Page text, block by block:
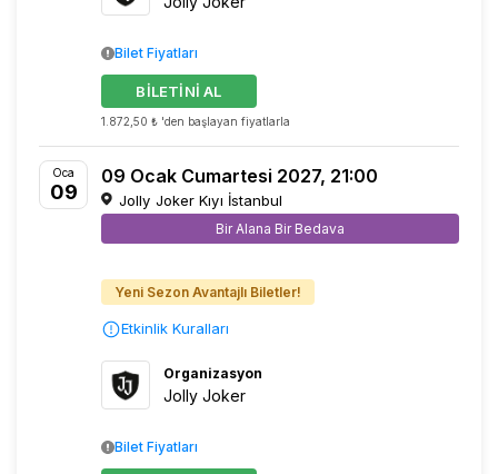
1.872,50 ₺ 'den başlayan fiyatlarla
BİLETİNİ AL
Bilet Fiyatları
Oca
09
09 Ocak Cumartesi 2027, 21:00
Jolly Joker Kıyı İstanbul
Bir Alana Bir Bedava
Yeni Sezon Avantajlı Biletler!
Etkinlik Kuralları
Organizasyon
Jolly Joker
Bilet Fiyatları